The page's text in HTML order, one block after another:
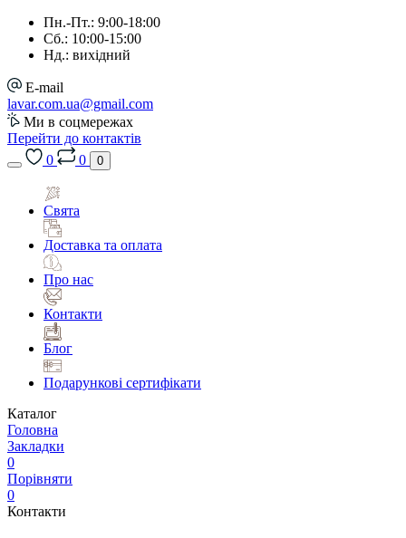
Пн.-Пт.: 9:00-18:00
Сб.: 10:00-15:00
Нд.: вихідний
E-mail
lavar.com.ua@gmail.com
Ми в соцмережах
Перейти до контактів
0
0 0
Свята
Доставка та оплата
Про нас
Контакти
Блог
Подарункові сертифікати
Каталог
Головна
Закладки
0
Порівняти
0
Контакти